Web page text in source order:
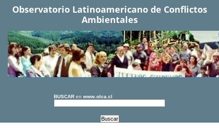
Observatorio Latinoamericano de Conflictos
Ambientales
BUSCAR en www.olca.cl